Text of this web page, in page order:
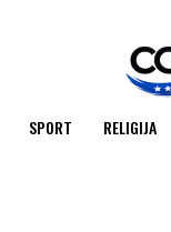
SPORT RELIGIJA